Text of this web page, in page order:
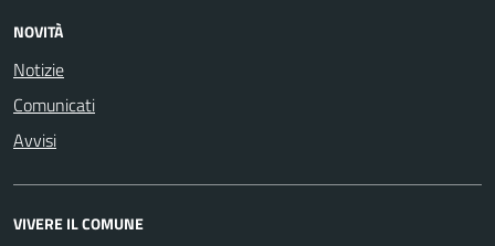
NOVITÀ
Notizie
Comunicati
Avvisi
VIVERE IL COMUNE